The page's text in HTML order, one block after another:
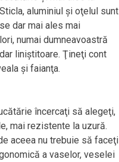
aluminiul şi oţelul sunt
dar mai ales mai
numai dumneavoastră
liniştitoare. Ţineţi cont
şi faianţa.
încercaţi să alegeţi,
mai rezistente la uzură.
aceea nu trebuie să faceţi
a vaselor, veselei